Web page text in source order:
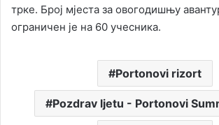
трке. Број мјеста за овогодишњу
ограничен је на 60 учесника.
Portonovi rizort
Pozdrav ljetu - Portonovi